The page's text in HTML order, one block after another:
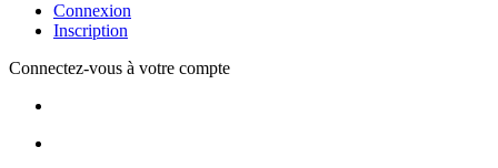
Connexion
Inscription
Connectez-vous à votre compte